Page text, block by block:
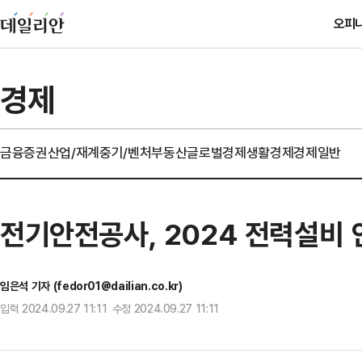
오피
경제
금융증권산업/재계중기/벤처부동산글로벌경제생활경제경제일반
전기안전공사, 2024 전력설비
임은석 기자 (fedor01@dailian.co.kr)
입력 2024.09.27 11:11 수정 2024.09.27 11:11